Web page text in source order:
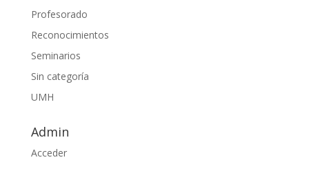
Profesorado
Reconocimientos
Seminarios
Sin categoría
UMH
Admin
Acceder